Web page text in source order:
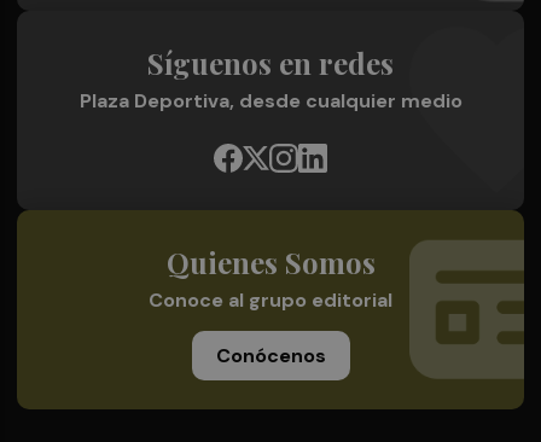
Síguenos en redes
Plaza Deportiva, desde cualquier medio
Quienes Somos
Conoce al grupo editorial
Conócenos